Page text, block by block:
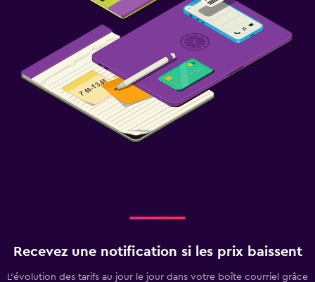
Recevez une notification si les prix baissent
L’évolution des tarifs au jour le jour dans votre boîte courriel grâce